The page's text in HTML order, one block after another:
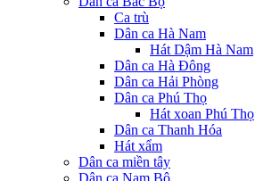
Ca trù
Dân ca Hà Nam
Hát Dậm Hà Nam
Dân ca Hà Đông
Dân ca Hải Phòng
Dân ca Phú Thọ
Hát xoan Phú Thọ
Dân ca Thanh Hóa
Hát xẩm
Dân ca miền tây
Dân ca Nam Bộ